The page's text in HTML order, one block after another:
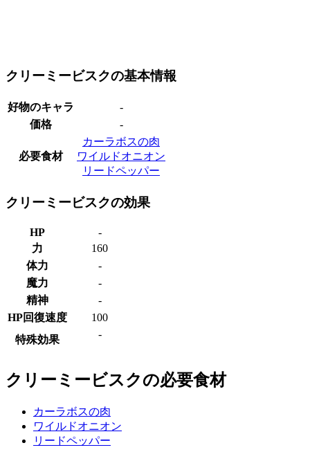
クリーミービスクの基本情報
好物のキャラ
-
価格
-
必要食材
カーラボスの肉
ワイルドオニオン
リードペッパー
クリーミービスクの効果
HP
-
力
160
体力
-
魔力
-
精神
-
HP回復速度
100
特殊効果
-
クリーミービスクの必要食材
カーラボスの肉
ワイルドオニオン
リードペッパー